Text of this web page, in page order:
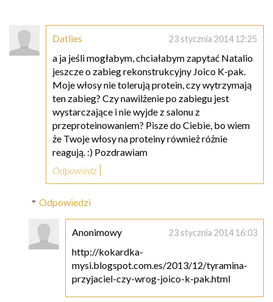
Datlies 23 stycznia 2014 12:25
a ja jeśli mogłabym, chciałabym zapytać Natalio
jeszcze o zabieg rekonstrukcyjny Joico K-pak.
Moje włosy nie tolerują protein, czy wytrzymają
ten zabieg? Czy nawilżenie po zabiegu jest
wystarczające i nie wyjde z salonu z
przeproteinowaniem? Pisze do Ciebie, bo wiem
że Twoje włosy na proteiny również różnie
reagują. :) Pozdrawiam
Odpowiedz
Odpowiedzi
Anonimowy 23 stycznia 2014 16:03
http://kokardka-
mysi.blogspot.com.es/2013/12/tyramina-
przyjaciel-czy-wrog-joico-k-pak.html